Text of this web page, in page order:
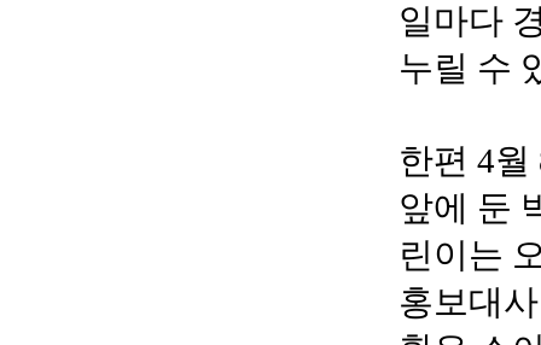
일마다
누릴 수
한편 4
앞에 둔
린이는
홍보대